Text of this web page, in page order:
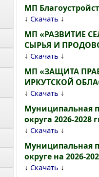
МП
↓ Скачать ↓
МП «РАЗВИТИЕ
СЫРЬЯ И
↓ Скачать ↓
МП «ЗАЩИТА
ИРКУТСКОЙ
↓ Скачать ↓
Муниципальная
округа 2026-2028
↓ Скачать ↓
Муниципальная
округе на 2026-
↓ Скачать ↓